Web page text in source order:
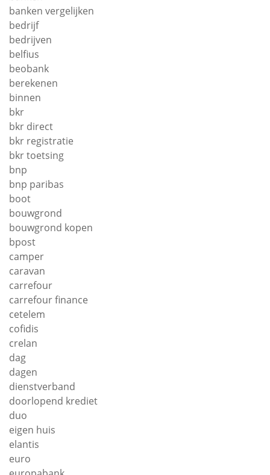
banken vergelijken
bedrijf
bedrijven
belfius
beobank
berekenen
binnen
bkr
bkr direct
bkr registratie
bkr toetsing
bnp
bnp paribas
boot
bouwgrond
bouwgrond kopen
bpost
camper
caravan
carrefour
carrefour finance
cetelem
cofidis
crelan
dag
dagen
dienstverband
doorlopend krediet
duo
eigen huis
elantis
euro